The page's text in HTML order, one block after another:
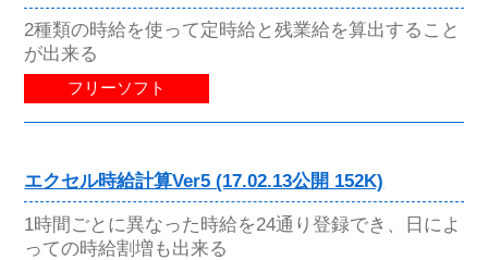
2種類の時給を使って定時給と残業給を算出すること
が出来る
フリーソフト
エクセル時給計算Ver5 (17.02.13公開 152K)
1時間ごとに異なった時給を24通り登録でき、日によ
っての時給割増も出来る